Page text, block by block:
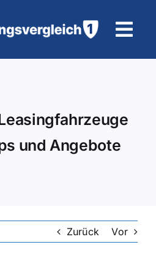
und Angebote
Zurück Vor